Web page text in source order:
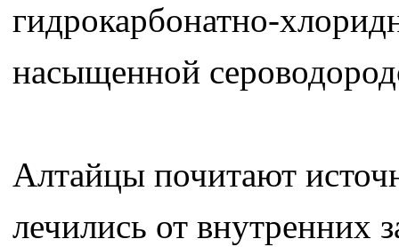
гидрокарбонатно-
насыщенной
Алтайцы почитают
лечились от внутренних